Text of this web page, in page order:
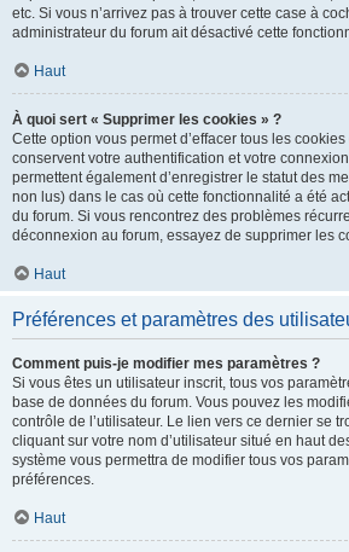
etc. Si vous n’arrivez pas à trouver cette case à
administrateur du forum ait désactivé cette
Haut
À quoi sert « Supprimer les cookies » ?
Cette option vous permet d’effacer tous les
conservent votre authentification et votre
permettent également d’enregistrer le statut des
non lus) dans le cas où cette fonctionnalité a été
du forum. Si vous rencontrez des problèmes
déconnexion au forum, essayez de supprimer les
Haut
Préférences et paramètres des
Comment puis-je modifier mes paramètres ?
Si vous êtes un utilisateur inscrit, tous vos
base de données du forum. Vous pouvez les
contrôle de l’utilisateur. Le lien vers ce dernier se
cliquant sur votre nom d’utilisateur situé en haut
système vous permettra de modifier tous vos
préférences.
Haut